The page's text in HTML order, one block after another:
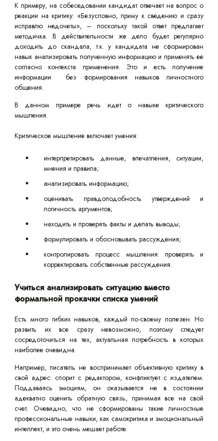
К примеру, на собеседовании кандидат отвечает на вопрос о
реакции на критику: «Безусловно, приму к сведению и сразу
исправлю недочеты», – поскольку такой ответ предлагает
методичка. В действительности же дело будет регулярно
доходить до скандала, т.к. у кандидата не сформирован
навык анализировать полученную информацию и применять ее
согласно контекста применения. Это и есть получение
информации без формирования навыков личностного
общения.
В данном примере речь идет о навыке критического
мышления.
Критическое мышление включает умения:
интерпретировать данные, впечатления, ситуации,
мнения и правила;
анализировать информацию;
оценивать правдоподобность утверждений и
логичность аргументов;
находить и проверять факты и делать выводы;
формулировать и обосновывать рассуждения;
контролировать процесс мышления: проверять и
корректировать собственные рассуждения.
Учиться анализировать ситуацию вместо
формальной прокачки списка умений
Есть много гибких навыков, каждый по-своему полезен. Но
развить их все сразу невозможно, поэтому следует
сосредоточиться на тех, актуальная потребность в которых
наиболее очевидна.
Например, писатель не воспринимает объективную критику в
свой адрес: спорит с редактором, конфликтует с издателем.
Поддаваясь эмоциям, он оказывается не в состоянии
адекватно оценить обратную связь, принимая все на свой
счет. Очевидно, что не сформированы такие личностные
профессиональные навыки, как самокритика и эмоциональный
интеллект, и это очень мешает работе.